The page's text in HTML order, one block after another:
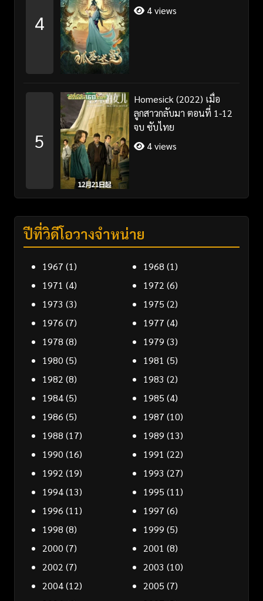
4
4 views
5
Homesick (2022) เมื่อ
ลูกสาวกลับมา ตอนที่ 1-12
จบ ซับไทย
4 views
ปีที่วิดีโอวางจำหน่าย
1967 (1) 1968 (1)
1971 (4) 1972 (6)
1973 (3) 1975 (2)
1976 (7) 1977 (4)
1978 (8) 1979 (3)
1980 (5) 1981 (5)
1982 (8) 1983 (2)
1984(5) 1985 (4)
1986 (5) 1987 (10)
1988 (17) 1989 (13)
1990 (16) 1991 (22)
1992 (19) 1993 (27)
1994(13) 1995 (11)
1996 (11) 1997 (6)
1998 (8) 1999 (5)
2000 (7) 2001 (8)
2002 (7) 2003 (10)
2004(12) 2005 (7)